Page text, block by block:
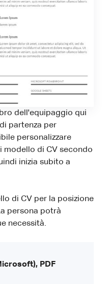
dell'equipaggio qui
partenza per
personalizzare
modello di CV secondo
inizia subito a
di CV per la posizione
persona potrà
necessità.
PDF